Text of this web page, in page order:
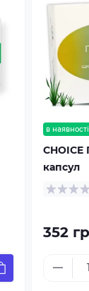
в наявності
капсул
352